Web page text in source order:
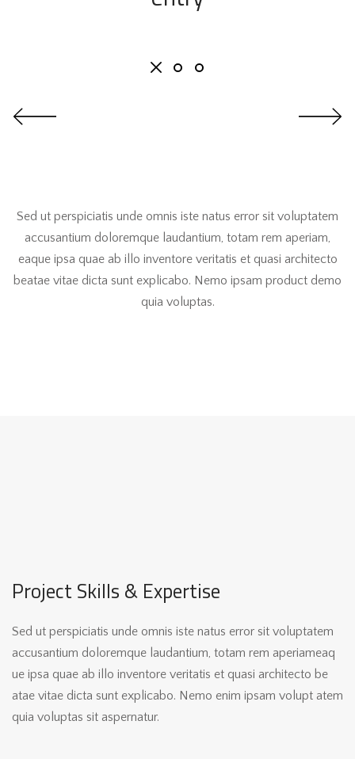
Sed ut perspiciatis unde omnis iste natus error sit voluptatem
accusantium doloremque laudantium, totam rem aperiam,
eaque ipsa quae ab illo inventore veritatis et quasi architecto
beatae vitae dicta sunt explicabo. Nemo ipsam product demo
quia voluptas.
Project Skills & Expertise
Sed ut perspiciatis unde omnis iste natus error sit voluptatem
accusantium doloremque laudantium, totam rem aperiameaq
ue ipsa quae ab illo inventore veritatis et quasi architecto be
atae vitae dicta sunt explicabo. Nemo enim ipsam volupt atem
quia voluptas sit aspernatur.